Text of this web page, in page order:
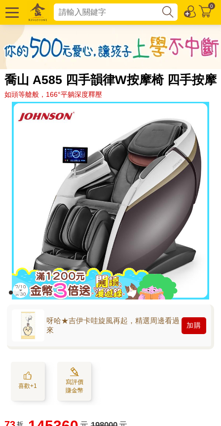
0
喬山 A585 四手韻律W按摩椅 四手按摩
如頭等艙般，166°平躺深度釋壓
呀哈★吉伊卡哇旋風再起，精選周邊看過
來
加購
喜歡+1
寫評價
賺金幣
折